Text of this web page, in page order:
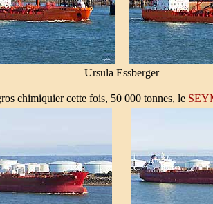
Ursula Essberger
chimiquier cette fois, 50 000 tonnes, le